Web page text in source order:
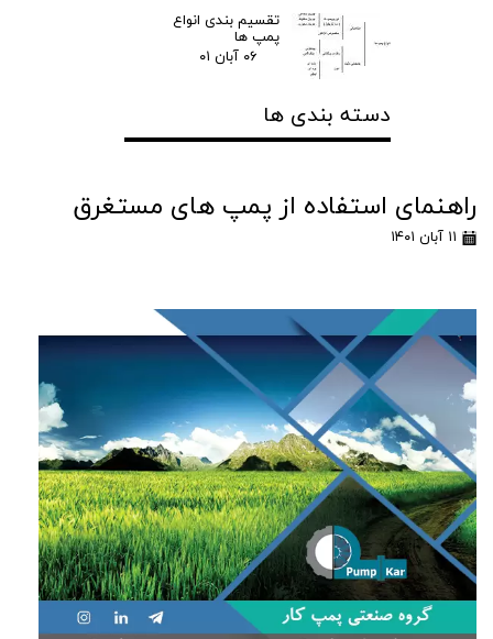
راهنمای استفاده از پمپ های مستغرق
۱۱ آبان ۱۴۰۱
تقسیم بندی انواع
پمپ ها
۰۶ آبان ۰۱
دسته بندی ها